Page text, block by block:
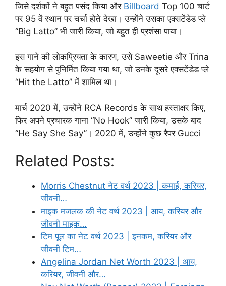
जिसे दर्शकों ने बहुत पसंद किया और Billboard Top 100 चार्ट
पर 95 वें स्थान पर चर्चा होते देखा। उन्होंने उसका एक्सटेंडेड प्ले
“Big Latto” भी जारी किया, जो बहुत ही प्रशंसा पाया।
इस गाने की लोकप्रियता के कारण, उसे Saweetie और Trina
के सहयोग से पुनिर्मित किया गया था, जो उनके दूसरे एक्सटेंडेड प्ले
“Hit the Latto” में शामिल था।
मार्च 2020 में, उन्होंने RCA Records के साथ हस्ताक्षर किए,
फिर अपने प्रचारक गाना “No Hook” जारी किया, उसके बाद
“He Say She Say”। 2020 में, उन्होंने कुछ रैपर Gucci
Related Posts:
Morris Chestnut नेट वर्थ 2023 | कमाई, करियर,
जीवनी…
माइक मजलक की नेट वर्थ 2023 | आय, करियर और
जीवनी माइक…
टिम पूल का नेट वर्थ 2023 | इनकम, करियर और
जीवनी टिम…
Angelina Jordan Net Worth 2023 | आय,
करियर, जीवनी और…